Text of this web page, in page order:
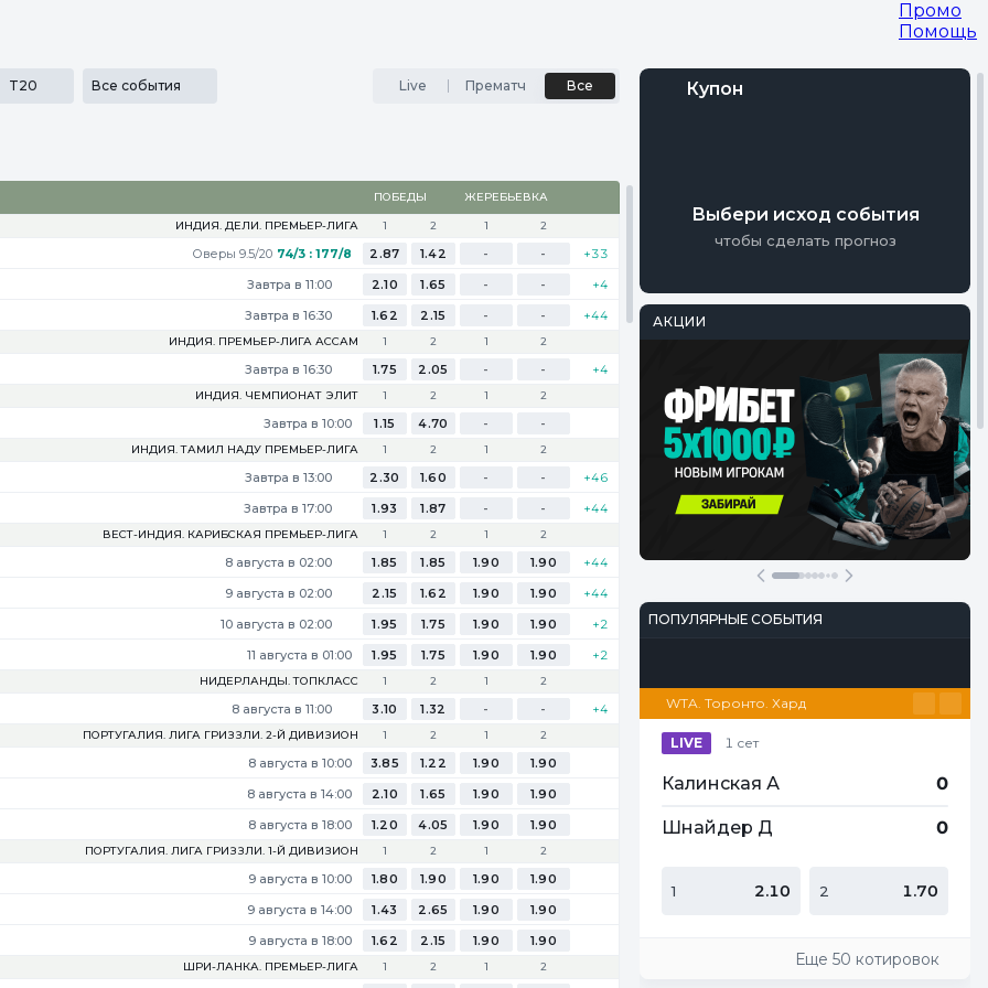
Промо
Помощь
T20 Все события Live Прематч Все
ПОБЕДЫ
ЖЕРЕБЬЕВКА
ИНДИЯ. ДЕЛИ. ПРЕМЬЕР-ЛИГА
1 2 1 2
Оверы 9.5/20 74/3 : 177/8 2.87 1.42 - -
+33
Завтра в 11:00 2.10 1.65 - -
+4
Завтра в 16:30 1.62 2.15 - - +44
ИНДИЯ. ПРЕМЬЕР-ЛИГА АССАМ 1 2 1 2
Завтра в 16:30 1.75 2.05 - - +4
ИНДИЯ. ЧЕМПИОНАТ ЭЛИТ 1 2 1 2
Завтра в 10:00 1.15 4.70 - -
ИНДИЯ. ТАМИЛ НАДУ ПРЕМЬЕР-ЛИГА 1 2 1 2
Завтра в 13:00 2.30 1.60 - -
+46
Завтра в 17:00 1.93 1.87 - - +44
ВЕСТ-ИНДИЯ. КАРИБСКАЯ ПРЕМЬЕР-ЛИГА 1 2 1 2
8 августа в 02:00 1.85 1.85 1.90 1.90
+44
9 августа в 02:00 2.15 1.62 1.90 1.90
+44
10 августа в 02:00 1.95 1.75 1.90 1.90
+2
11 августа в 01:00 1.95 1.75 1.90 1.90 +2
НИДЕРЛАНДЫ. ТОПКЛАСС 1 2 1 2
8 августа в 11:00 3.10 1.32 - - +4
ПОРТУГАЛИЯ. ЛИГА ГРИЗЗЛИ. 2-Й ДИВИЗИОН 1 2 1 2
8 августа в 10:00 3.85 1.22 1.90
1.90
8 августа в 14:00 2.10 1.65 1.90
1.90
8 августа в 18:00 1.20 4.05 1.90 1.90
ПОРТУГАЛИЯ. ЛИГА ГРИЗЗЛИ. 1-Й ДИВИЗИОН 1 2 1 2
9 августа в 10:00 1.80 1.90 1.90
1.90
9 августа в 14:00 1.43 2.65 1.90
1.90
9 августа в 18:00 1.62 2.15 1.90 1.90
ШРИ-ЛАНКА. ПРЕМЬЕР-ЛИГА 1 2 1 2
Купон
Выбери исход события
чтобы сделать прогноз
АКЦИИ
Фрибеты на
Мастерс
Осталось 18 Дней
Участвовать
ПОПУЛЯРНЫЕ СОБЫТИЯ
WTA. Торонто. Хард
LIVE 1 сет
Калинская А 0
Шнайдер Д 0
1 2.10 2 1.70
Еще 50 котировок